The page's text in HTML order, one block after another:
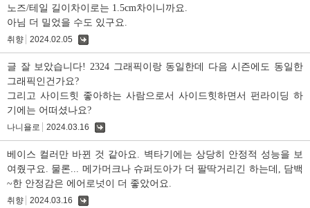
노즈/테일 길이차이로는 1.5cm차이니까요.
아님 더 밀었을 수도 있구요.
취향 2024.02.05
글 잘 보았습니다! 2324 그래픽이랑 동일한데 다음 시즌에도 동일한
그래픽인건가요?
그리고 사이드힛 좋아하는 사람으로서 사이드힛하면서 펀라이딩 하
기에는 어떠셨나요?
나니욜로 2024.03.16
베이스 컬러만 바뀐 것 같아요. 벽타기에는 상당히 안정적 성능을 보
여줬구요. 물론... 메가머크나 슈퍼도아가 더 팔딱거리긴 하는데, 담백
~한 안정감은 에어로넛이 더 좋았어요.
취향 2024.03.16